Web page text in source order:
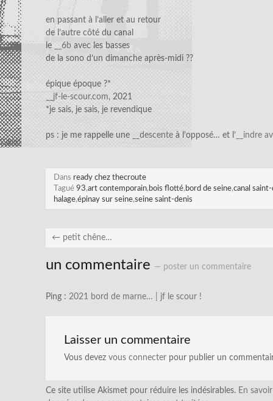
en passant à l’aller et au retour
de l’autre côté du canal
le
__6b avec les basses
de la sono d’un dimanche après-midi ??
épique époque ?*
__jf-le-scour.com, 2021
*je sais, je sais, je revendique
ps : je me rappelle une __descente à l’opposé… et l’ __indre
Dans ready chez thecroute
Tagué 93,art contemporain,bois flotté,bord de seine,canal
halage,épinay sur seine,seine saint-denis
← petit chêne…
un commentaire — poster un commentaire
Ping : 2021 bord de marne… | jf le scour !
Laisser un commentaire
Vous devez vous connecter pour publier un
Ce site utilise Akismet pour réduire les indésirables. En